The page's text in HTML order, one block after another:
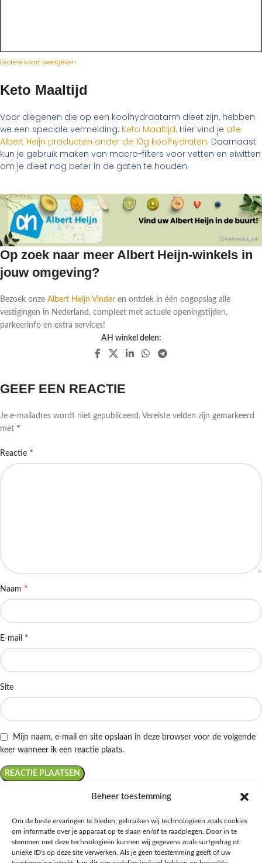
Beheer toestemming
Om de beste ervaringen te bieden, gebruiken wij technologieën zoals cookies
om informatie over je apparaat op te slaan en/of te raadplegen. Door in te
stemmen met deze technologieën kunnen wij gegevens zoals surfgedrag of
unieke ID's op deze site verwerken. Als je geen toestemming geeft of uw
Grotere kaart weergeven
Keto Maaltijd
Voor diegenen die op een koolhydraatarm dieet zijn, hebben
we een speciale vermelding: Keto Maaltijd. Hier vind je alle
Albert Heijn producten onder de 10g koolhydraten. Daarnaast
kun je gebruik maken van macro-filters voor vetten en eiwitten
om je dieet nog beter in de gaten te houden.
Op zoek naar meer Albert Heijn-winkels in
jouw omgeving?
Bezoek onze Albert Heijn Vinder en ontdek in één oogopslag alle
vestigingen in Nederland, compleet met actuele openingstijden,
parkeerinfo en extra services!
AH winkel delen:
GEEF EEN REACTIE
Je e-mailadres wordt niet gepubliceerd. Vereiste velden zijn gemarkeerd
met *
Reactie *
Naam *
E-mail *
Site
Mijn naam, e-mail en site opslaan in deze browser voor de volgende
keer wanneer ik een reactie plaats.
Ontdek de beste keto-vriendelijke keuzes van Albert Heijn, verrijk je
kennis met onze diepgaande blogs over het keto-dieet, en deel jouw
favoriete keto recepten in onze bruisende online gemeenschap!